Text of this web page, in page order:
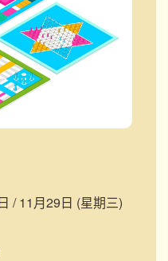
/ 11月29日 (星期三)